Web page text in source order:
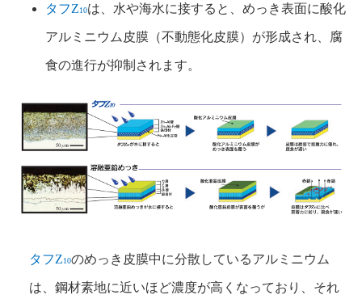
タフZ10は、水や海水に接すると、めっき表面に酸化
アルミニウム皮膜（不動態化皮膜）が形成され、腐
食の進行が抑制されます。
タフZ10のめっき皮膜中に分散しているアルミニウム
は、鋼材素地に近いほど濃度が高くなっており、それ